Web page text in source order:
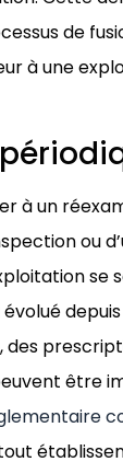
de
à une
à un
ou
se
des
être